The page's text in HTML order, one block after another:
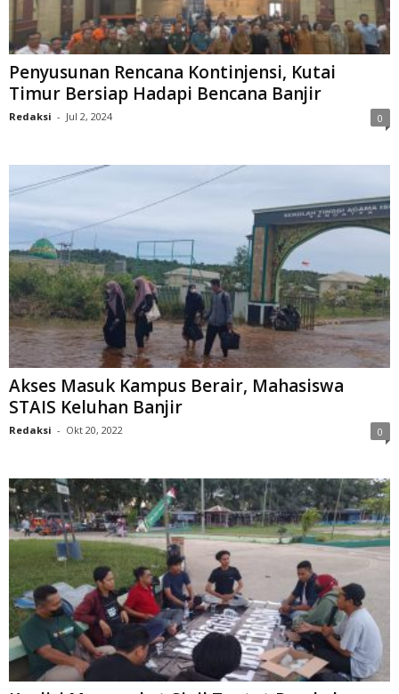
Penyusunan Rencana Kontinjensi, Kutai
Timur Bersiap Hadapi Bencana Banjir
Redaksi - Jul 2, 2024 0
Akses Masuk Kampus Berair, Mahasiswa
STAIS Keluhan Banjir
Redaksi - Okt 20, 2022 0